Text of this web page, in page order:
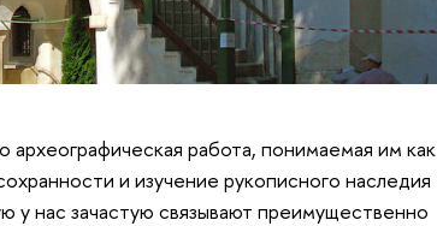
археографическая работа, понимаемая им как
и изучение рукописного наследия
у нас зачастую связывают преимущественно